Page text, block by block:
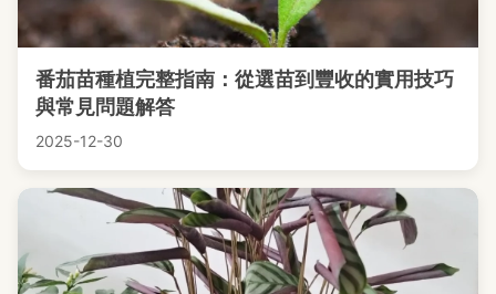
番茄苗種植完整指南：從選苗到豐收的實用技巧
與常見問題解答
2025-12-30